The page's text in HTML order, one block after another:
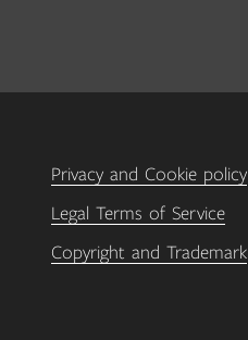
Privacy and Cookie policy
Legal Terms of Service
Copyright and Trademark